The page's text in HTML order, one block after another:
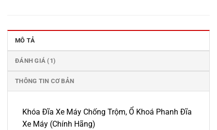
MÔ TẢ
ĐÁNH GIÁ (1)
THÔNG TIN CƠ BẢN
Khóa Đĩa Xe Máy Chống Trộm, Ổ Khoá Phanh Đĩa
Xe Máy (Chính Hãng)